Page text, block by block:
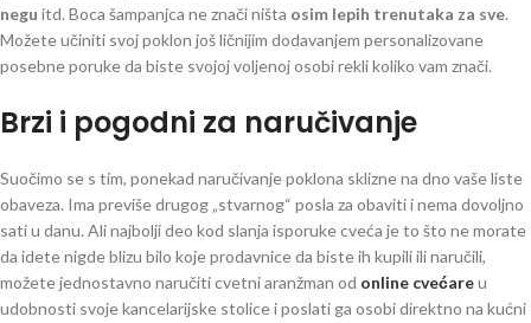
negu itd. Boca šampanjca ne znači ništa osim lepih trenutaka za sve.
Možete učiniti svoj poklon još ličnijim dodavanjem personalizovane
posebne poruke da biste svojoj voljenoj osobi rekli koliko vam znači.
Brzi i pogodni za naručivanje
Suočimo se s tim, ponekad naručivanje poklona sklizne na dno vaše liste
obaveza. Ima previše drugog „stvarnog“ posla za obaviti i nema dovoljno
sati u danu. Ali najbolji deo kod slanja isporuke cveća je to što ne morate
da idete nigde blizu bilo koje prodavnice da biste ih kupili ili naručili,
možete jednostavno naručiti cvetni aranžman od online cvećareu
udobnosti svoje kancelarijske stolice i poslati ga osobi direktno na kućni